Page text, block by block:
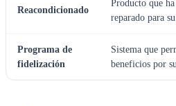
Reacondicionado
Producto que
reparado para
Programa de
fidelización
Sistema que
beneficios por